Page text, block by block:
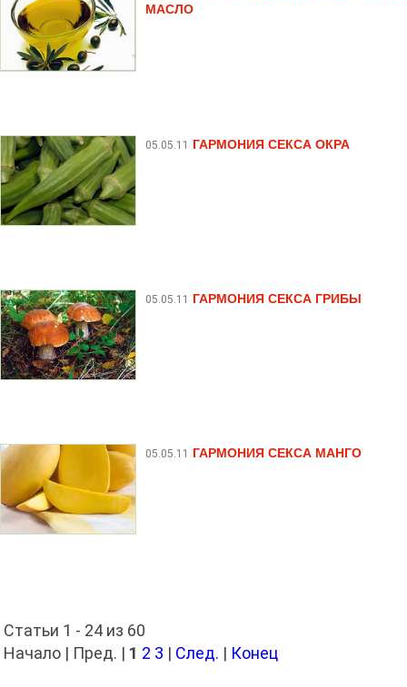
МАСЛО
05.05.11 ГАРМОНИЯ СЕКСА ОКРА
05.05.11 ГАРМОНИЯ СЕКСА ГРИБЫ
05.05.11 ГАРМОНИЯ СЕКСА МАНГО
Статьи 1 - 24 из 60
Начало | Пред. | 1 2 3 | След. | Конец